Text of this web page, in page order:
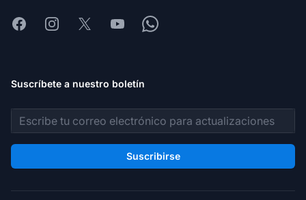
FacebookInstagram
X YoutubeWhatsapp
Suscríbete a nuestro boletín
Dirección de correo electrónico
Suscribirse